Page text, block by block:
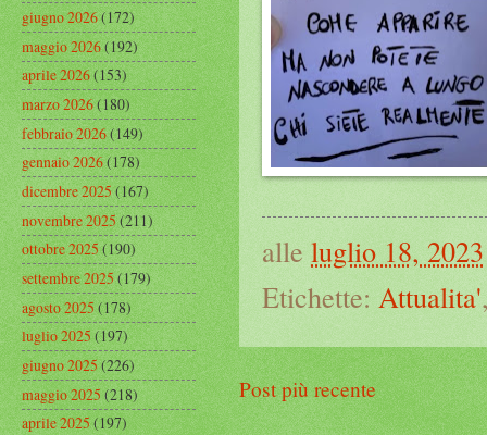
alle luglio 18, 2023
Etichette: Attualita'
Post più recente
giugno 2026(172)
maggio 2026(192)
aprile 2026(153)
marzo 2026(180)
febbraio 2026(149)
gennaio 2026(178)
dicembre 2025(167)
novembre 2025(211)
ottobre 2025(190)
settembre 2025(179)
agosto 2025(178)
luglio 2025(197)
giugno 2025(226)
maggio 2025(218)
aprile 2025(197)